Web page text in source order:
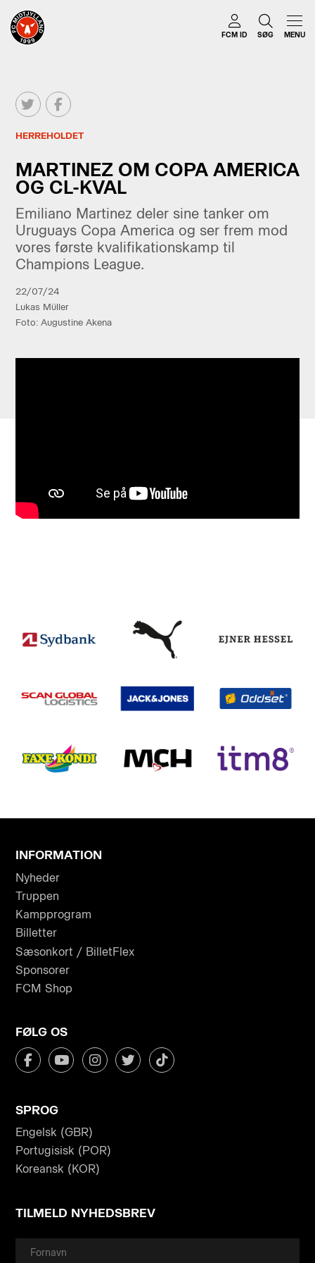
FCM ID SØG MENU
HERREHOLDET
MARTINEZ OM COPA AMERICA
OG CL-KVAL
Emiliano Martinez deler sine tanker om
Uruguays Copa America og ser frem mod
vores første kvalifikationskamp til
Champions League.
22/07/24
Lukas Müller
Foto: Augustine Akena
INFORMATION
Nyheder
Truppen
Kampprogram
Billetter
Sæsonkort / BilletFlex
Sponsorer
FCM Shop
FØLG OS
SPROG
Engelsk (GBR)
Portugisisk (POR)
Koreansk (KOR)
TILMELD NYHEDSBREV